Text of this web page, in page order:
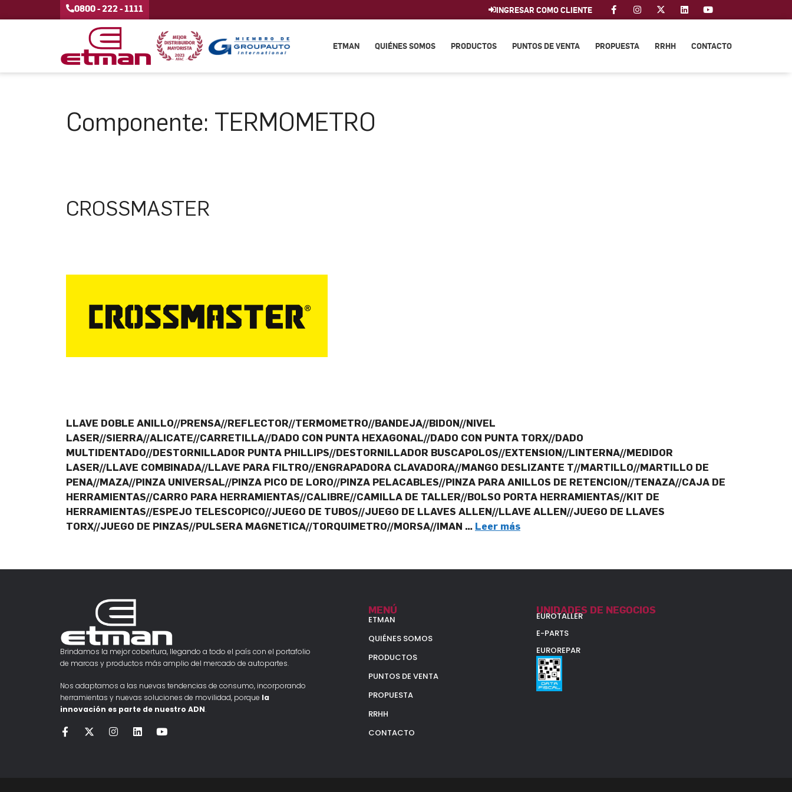
0800 - 222 - 1111 INGRESAR COMO CLIENTE
ETMAN QUIÉNES SOMOS PRODUCTOS PUNTOS DE VENTA PROPUESTA RRHH CONTACTO
Componente: TERMOMETRO
CROSSMASTER
LLAVE DOBLE ANILLO//PRENSA//REFLECTOR//TERMOMETRO//BANDEJA//BIDON//NIVEL
LASER//SIERRA//ALICATE//CARRETILLA//DADO CON PUNTA HEXAGONAL//DADO CON PUNTA TORX//DADO
MULTIDENTADO//DESTORNILLADOR PUNTA PHILLIPS//DESTORNILLADOR BUSCAPOLOS//EXTENSION//LINTERNA//MEDIDOR
LASER//LLAVE COMBINADA//LLAVE PARA FILTRO//ENGRAPADORA CLAVADORA//MANGO DESLIZANTE T//MARTILLO//MARTILLO DE
PENA//MAZA//PINZA UNIVERSAL//PINZA PICO DE LORO//PINZA PELACABLES//PINZA PARA ANILLOS DE RETENCION//TENAZA//CAJA DE
HERRAMIENTAS//CARRO PARA HERRAMIENTAS//CALIBRE//CAMILLA DE TALLER//BOLSO PORTA HERRAMIENTAS//KIT DE
HERRAMIENTAS//ESPEJO TELESCOPICO//JUEGO DE TUBOS//JUEGO DE LLAVES ALLEN//LLAVE ALLEN//JUEGO DE LLAVES
TORX//JUEGO DE PINZAS//PULSERA MAGNETICA//TORQUIMETRO//MORSA//IMAN … Leer más
Brindamos la mejor cobertura, llegando a todo el país con el portafolio
de marcas y productos más amplio del mercado de autopartes.
Nos adaptamos a las nuevas tendencias de consumo, incorporando
herramientas y nuevas soluciones de movilidad, porque la
innovación es parte de nuestro ADN.
MENÚ
ETMAN
QUIÉNES SOMOS
PRODUCTOS
PUNTOS DE VENTA
PROPUESTA
RRHH
CONTACTO
UNIDADES DE NEGOCIOS
EUROTALLER
E-PARTS
EUROREPAR